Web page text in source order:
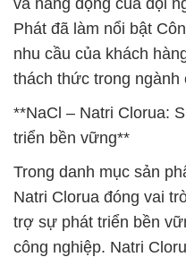
Phát đã làm nổi bật
nhu cầu của khách
thách thức trong ngành
**NaCl – Natri Clorua:
triển bền vững**
Trong danh mục sản
Natri Clorua đóng vai
trợ sự phát triển bền
công nghiệp. Natri